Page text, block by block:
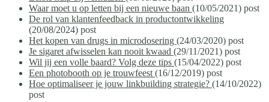
Waar moet u op letten bij een nieuwe baan (10/05/2021) post
De rol van klantenfeedback in productontwikkeling
(20/08/2024) post
Het kopen van drugs in microdosering (24/03/2020) post
Je sigaret afwisselen kan nooit kwaad (29/11/2021) post
Wil jij een volle baard? Volg deze tips (15/04/2022) post
Een photobooth op je trouwfeest (16/12/2019) post
Hoe optimaliseer je jouw linkbuilding strategie? (14/10/2022)
post